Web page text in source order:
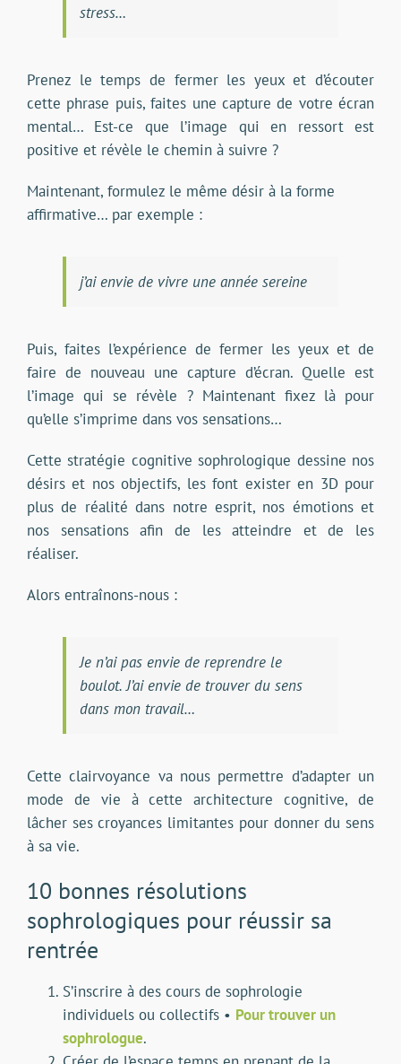
stress…
Prenez le temps de fermer les yeux et d’écouter
cette phrase puis, faites une capture de votre écran
mental… Est-ce que l’image qui en ressort est
positive et révèle le chemin à suivre ?
Maintenant, formulez le même désir à la forme
affirmative… par exemple :
j’ai envie de vivre une année sereine
Puis, faites l’expérience de fermer les yeux et de
faire de nouveau une capture d’écran. Quelle est
l’image qui se révèle ? Maintenant fixez là pour
qu’elle s’imprime dans vos sensations…
Cette stratégie cognitive sophrologique dessine nos
désirs et nos objectifs, les font exister en 3D pour
plus de réalité dans notre esprit, nos émotions et
nos sensations afin de les atteindre et de les
réaliser.
Alors entraînons-nous :
Je n’ai pas envie de reprendre le
boulot. J’ai envie de trouver du sens
dans mon travail…
Cette clairvoyance va nous permettre d’adapter un
mode de vie à cette architecture cognitive, de
lâcher ses croyances limitantes pour donner du sens
à sa vie.
10 bonnes résolutions
sophrologiques pour réussir sa
rentrée
S’inscrire à des cours de sophrologie
individuels ou collectifs • Pour trouver un
sophrologue.